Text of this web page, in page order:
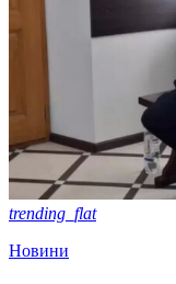
trending_flat
Новини